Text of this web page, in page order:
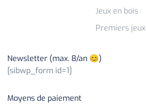
Jeux en bois
Premiers jeux
Newsletter (max. 8/an 😊)
[sibwp_form id=1]
Moyens de paiement